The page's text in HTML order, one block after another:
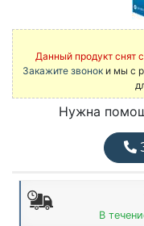
Данный продукт снят
Закажите звонок и мы с
Нужна
В